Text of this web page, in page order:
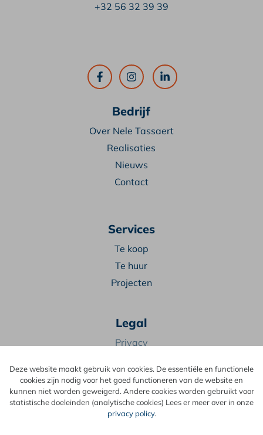
+32 56 32 39 39
Bedrijf
Over Nele Tassaert
Realisaties
Nieuws
Contact
Services
Te koop
Te huur
Projecten
Legal
Privacy
68 reviews 9,2
Deze website maakt gebruik van cookies. De essentiële en functionele
cookies zijn nodig voor het goed functioneren van de website en
kunnen niet worden geweigerd. Andere cookies worden gebruikt voor
statistische doeleinden (analytische cookies) Lees er meer over in onze
privacy policy.